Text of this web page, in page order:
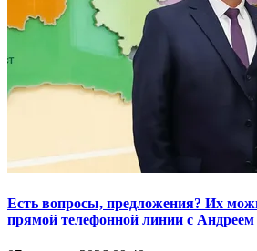
Есть вопросы, предложения? Их
прямой телефонной линии с